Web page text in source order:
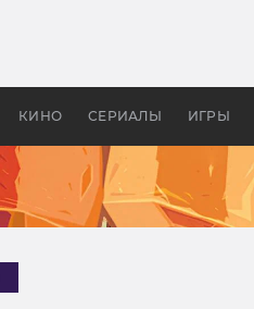
КИНО СЕРИАЛЫ ИГРЫ